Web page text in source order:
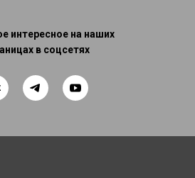
интересное на наших
в соцсетях